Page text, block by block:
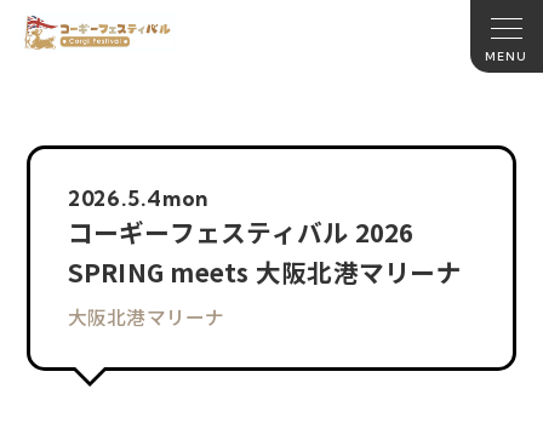
2026.5.4mon
コーギーフェスティバル 2026
SPRING meets 大阪北港マリーナ
大阪北港マリーナ